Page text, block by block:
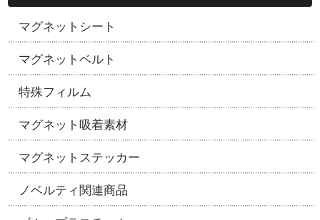
マグネットシート
マグネットベルト
特殊フィルム
マグネット吸着素材
マグネットステッカー
ノベルティ関連商品